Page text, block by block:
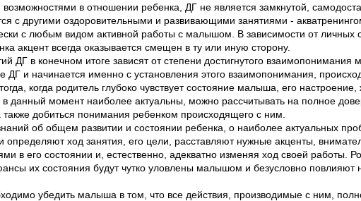
в отношении ребенка, ДГ не является замкнутой,
с другими оздоровительными и развивающими занятиями -
с любым видом активной работы с малышом. В зависимости от личных
акцент всегда оказывается смещен в ту или иную сторону.
ДГ в конечном итоге зависят от степени достигнутого
ДГ и начинается именно с установления этого взаимопонимания,
когда родитель глубоко чувствует состояние малыша, его
данный момент наиболее актуальны, можно рассчитывать на полное
добиться понимания ребенком происходящего с ним.
об общем развитии и состоянии ребенка, о наиболее актуальных
определяют ход занятия, его цели, расставляют нужные акценты,
в его состоянии и, естественно, адекватно изменяя ход своей работы.
их состояния будут чутко уловлены малышом и безусловно повлияют
убедить малыша в том, что все действия, производимые с ним,